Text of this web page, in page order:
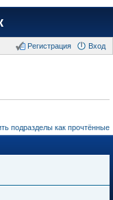
Вход
Регистрация
подразделы как прочтённые